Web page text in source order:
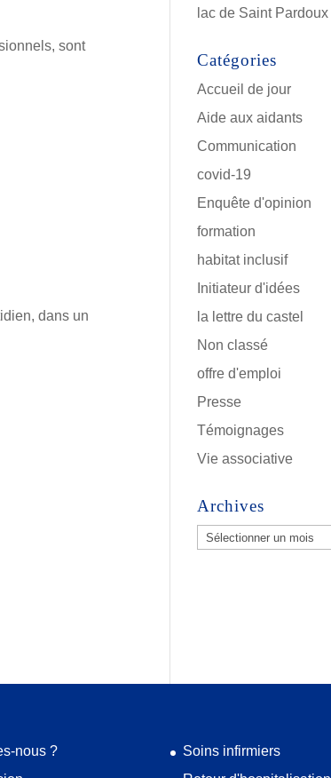
sont
dans un
lac de Saint Pardoux
Catégories
Accueil de jour
Aide aux aidants
Communication
covid-19
Enquête d'opinion
formation
habitat inclusif
Initiateur d'idées
la lettre du castel
Non classé
offre d'emploi
Presse
Témoignages
Vie associative
Archives
Archives
nous ?
Soins infirmiers